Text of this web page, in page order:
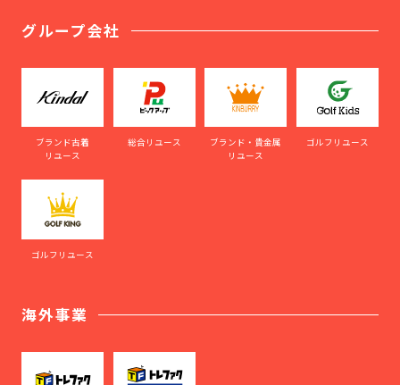
グループ会社
ブランド古着
リユース
総合リユース
ブランド・貴金属
リユース
ゴルフリユース
ゴルフリユース
海外事業